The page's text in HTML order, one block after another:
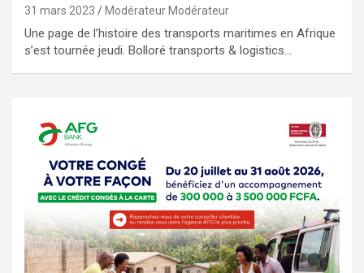
31 mars 2023 Modérateur Modérateur
Une page de l’histoire des transports maritimes en Afrique
s’est tournée jeudi. Bolloré transports & logistics…